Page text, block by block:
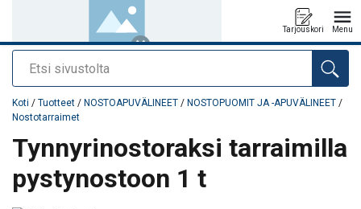
Etsi
Tarjouskori Menu
Tuote lisätty tarjouspyyntöön
Koti / Tuotteet / NOSTOAPUVÄLINEET / NOSTOPUOMIT JA -APUVÄLINEET /
Nostotarraimet
Tynnyrinostoraksi tarraimilla
pystynostoon 1 t